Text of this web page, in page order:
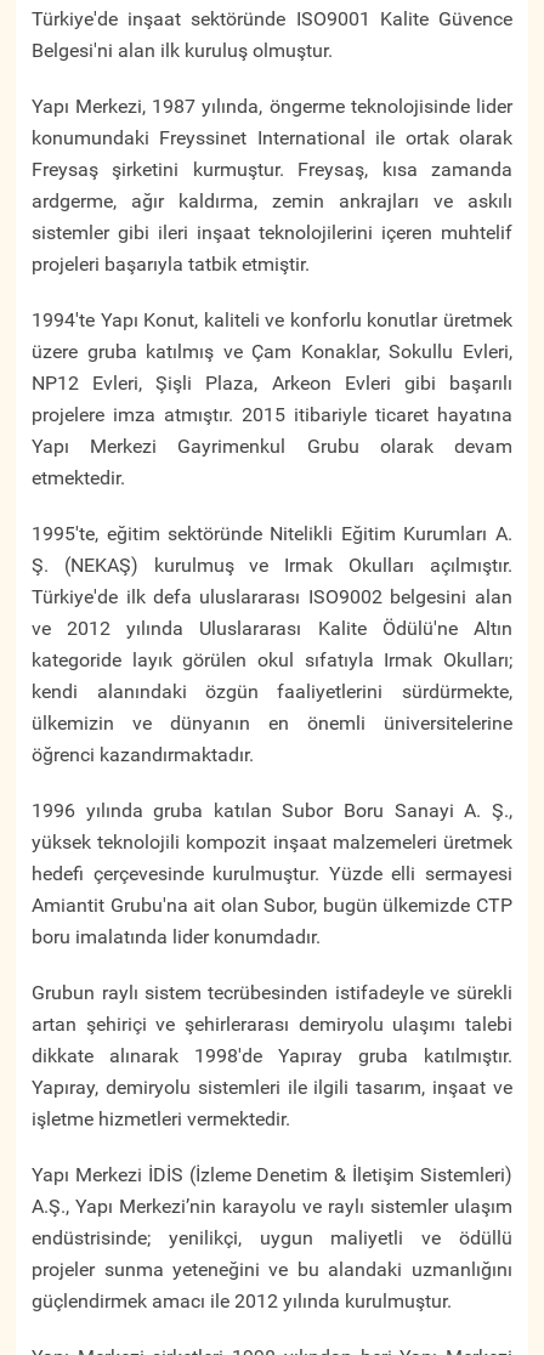
Türkiye'de inşaat sektöründe ISO9001 Kalite Güvence
Belgesi'ni alan ilk kuruluş olmuştur.
Yapı Merkezi, 1987 yılında, öngerme teknolojisinde lider
konumundaki Freyssinet International ile ortak olarak
Freysaş şirketini kurmuştur. Freysaş, kısa zamanda
ardgerme, ağır kaldırma, zemin ankrajları ve askılı
sistemler gibi ileri inşaat teknolojilerini içeren muhtelif
projeleri başarıyla tatbik etmiştir.
1994'te Yapı Konut, kaliteli ve konforlu konutlar üretmek
üzere gruba katılmış ve Çam Konaklar, Sokullu Evleri,
NP12 Evleri, Şişli Plaza, Arkeon Evleri gibi başarılı
projelere imza atmıştır. 2015 itibariyle ticaret hayatına
Yapı Merkezi Gayrimenkul Grubu olarak devam
etmektedir.
1995'te, eğitim sektöründe Nitelikli Eğitim Kurumları A.
Ş. (NEKAŞ) kurulmuş ve Irmak Okulları açılmıştır.
Türkiye'de ilk defa uluslararası ISO9002 belgesini alan
ve 2012 yılında Uluslararası Kalite Ödülü'ne Altın
kategoride layık görülen okul sıfatıyla Irmak Okulları;
kendi alanındaki özgün faaliyetlerini sürdürmekte,
ülkemizin ve dünyanın en önemli üniversitelerine
öğrenci kazandırmaktadır.
1996 yılında gruba katılan Subor Boru Sanayi A. Ş.,
yüksek teknolojili kompozit inşaat malzemeleri üretmek
hedefi çerçevesinde kurulmuştur. Yüzde elli sermayesi
Amiantit Grubu'na ait olan Subor, bugün ülkemizde CTP
boru imalatında lider konumdadır.
Grubun raylı sistem tecrübesinden istifadeyle ve sürekli
artan şehiriçi ve şehirlerarası demiryolu ulaşımı talebi
dikkate alınarak 1998'de Yapıray gruba katılmıştır.
Yapıray, demiryolu sistemleri ile ilgili tasarım, inşaat ve
işletme hizmetleri vermektedir.
Yapı Merkezi İDİS (İzleme Denetim & İletişim Sistemleri)
A.Ş., Yapı Merkezi’nin karayolu ve raylı sistemler ulaşım
endüstrisinde; yenilikçi, uygun maliyetli ve ödüllü
projeler sunma yeteneğini ve bu alandaki uzmanlığını
güçlendirmek amacı ile 2012 yılında kurulmuştur.